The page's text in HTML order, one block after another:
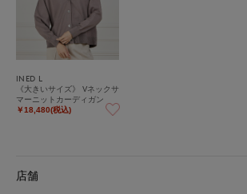
INED L
《大きいサイズ》 Vネックサ
マーニットカーディガン
￥18,480(税込)
店舗